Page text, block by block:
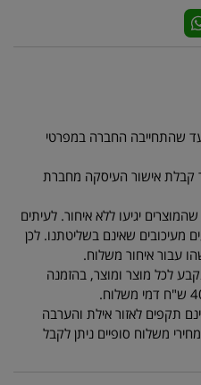
שהתחייבה החברה במפרטי
קבלת אישור העיסקה מחברת
יגיעו ללא איחור. לעיתים
מעיכובים שאינם בשליטתנו. לכן
עבור איחור משלוח.
לכל מוצר ומוצר, בהזמנה
תקפים לאזור אילת והערבה
משלוח סופיים ניתן לקבל